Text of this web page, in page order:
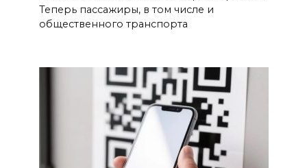
Теперь пассажиры, в том числе и
общественного транспорта